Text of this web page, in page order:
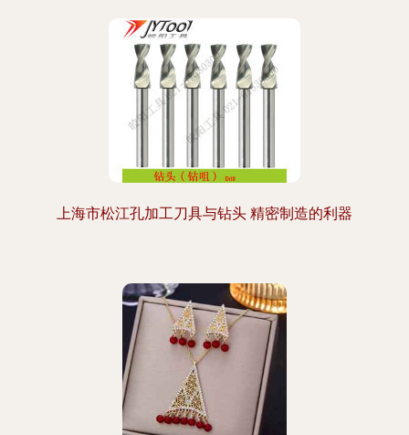
上海市松江孔加工刀具与钻头 精密制造的利器